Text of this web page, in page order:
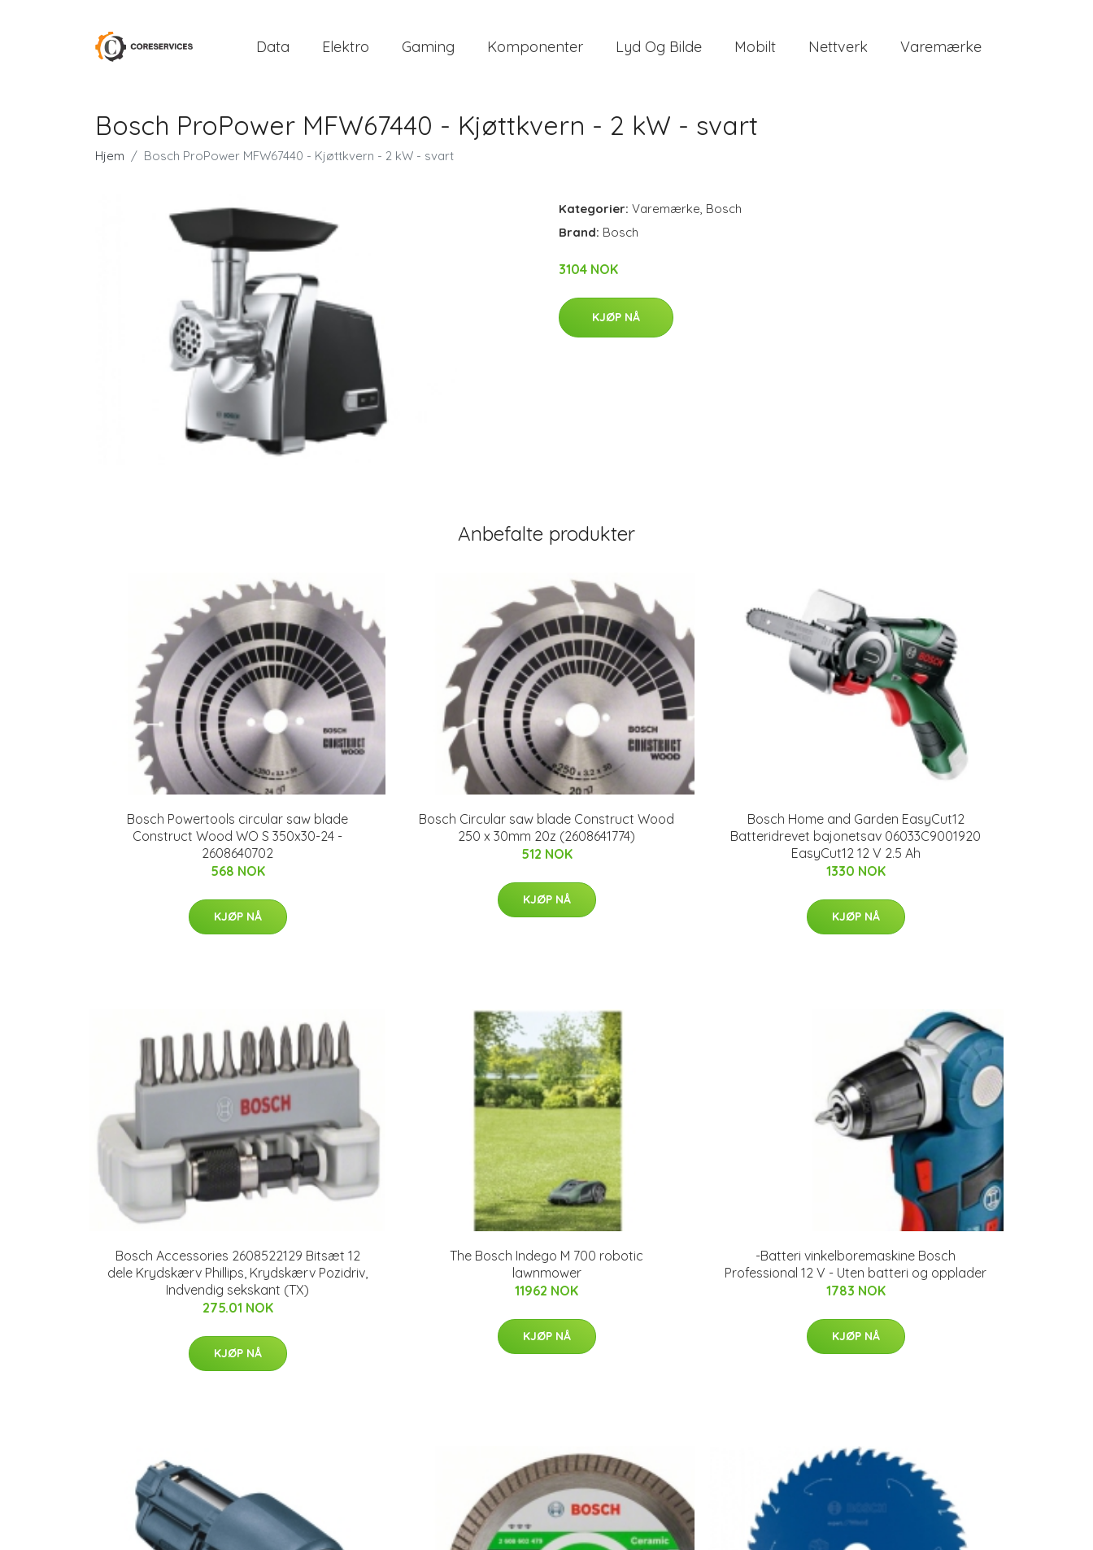
Data Elektro Gaming Komponenter Lyd Og Bilde Mobilt Nettverk Varemærke
Bosch ProPower MFW67440 - Kjøttkvern - 2 kW - svart
Hjem Bosch ProPower MFW67440 - Kjøttkvern - 2 kW - svart
Kategorier: Varemærke, Bosch
Brand: Bosch
3104 NOK
KJØP NÅ
Anbefalte produkter
Bosch Powertools circular saw blade
Construct Wood WO S 350x30-24 -
2608640702
568 NOK
KJØP NÅ
Bosch Circular saw blade Construct Wood
250 x 30mm 20z (2608641774)
512 NOK
KJØP NÅ
Bosch Home and Garden EasyCut12
Batteridrevet bajonetsav 06033C9001920
EasyCut12 12 V 2.5 Ah
1330 NOK
KJØP NÅ
Bosch Accessories 2608522129 Bitsæt 12
dele Krydskærv Phillips, Krydskærv Pozidriv,
Indvendig sekskant (TX)
275.01 NOK
KJØP NÅ
The Bosch Indego M 700 robotic
lawnmower
11962 NOK
KJØP NÅ
-Batteri vinkelboremaskine Bosch
Professional 12 V - Uten batteri og opplader
1783 NOK
KJØP NÅ